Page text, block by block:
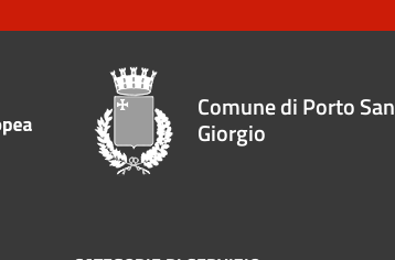
Comune di Porto San
Giorgio